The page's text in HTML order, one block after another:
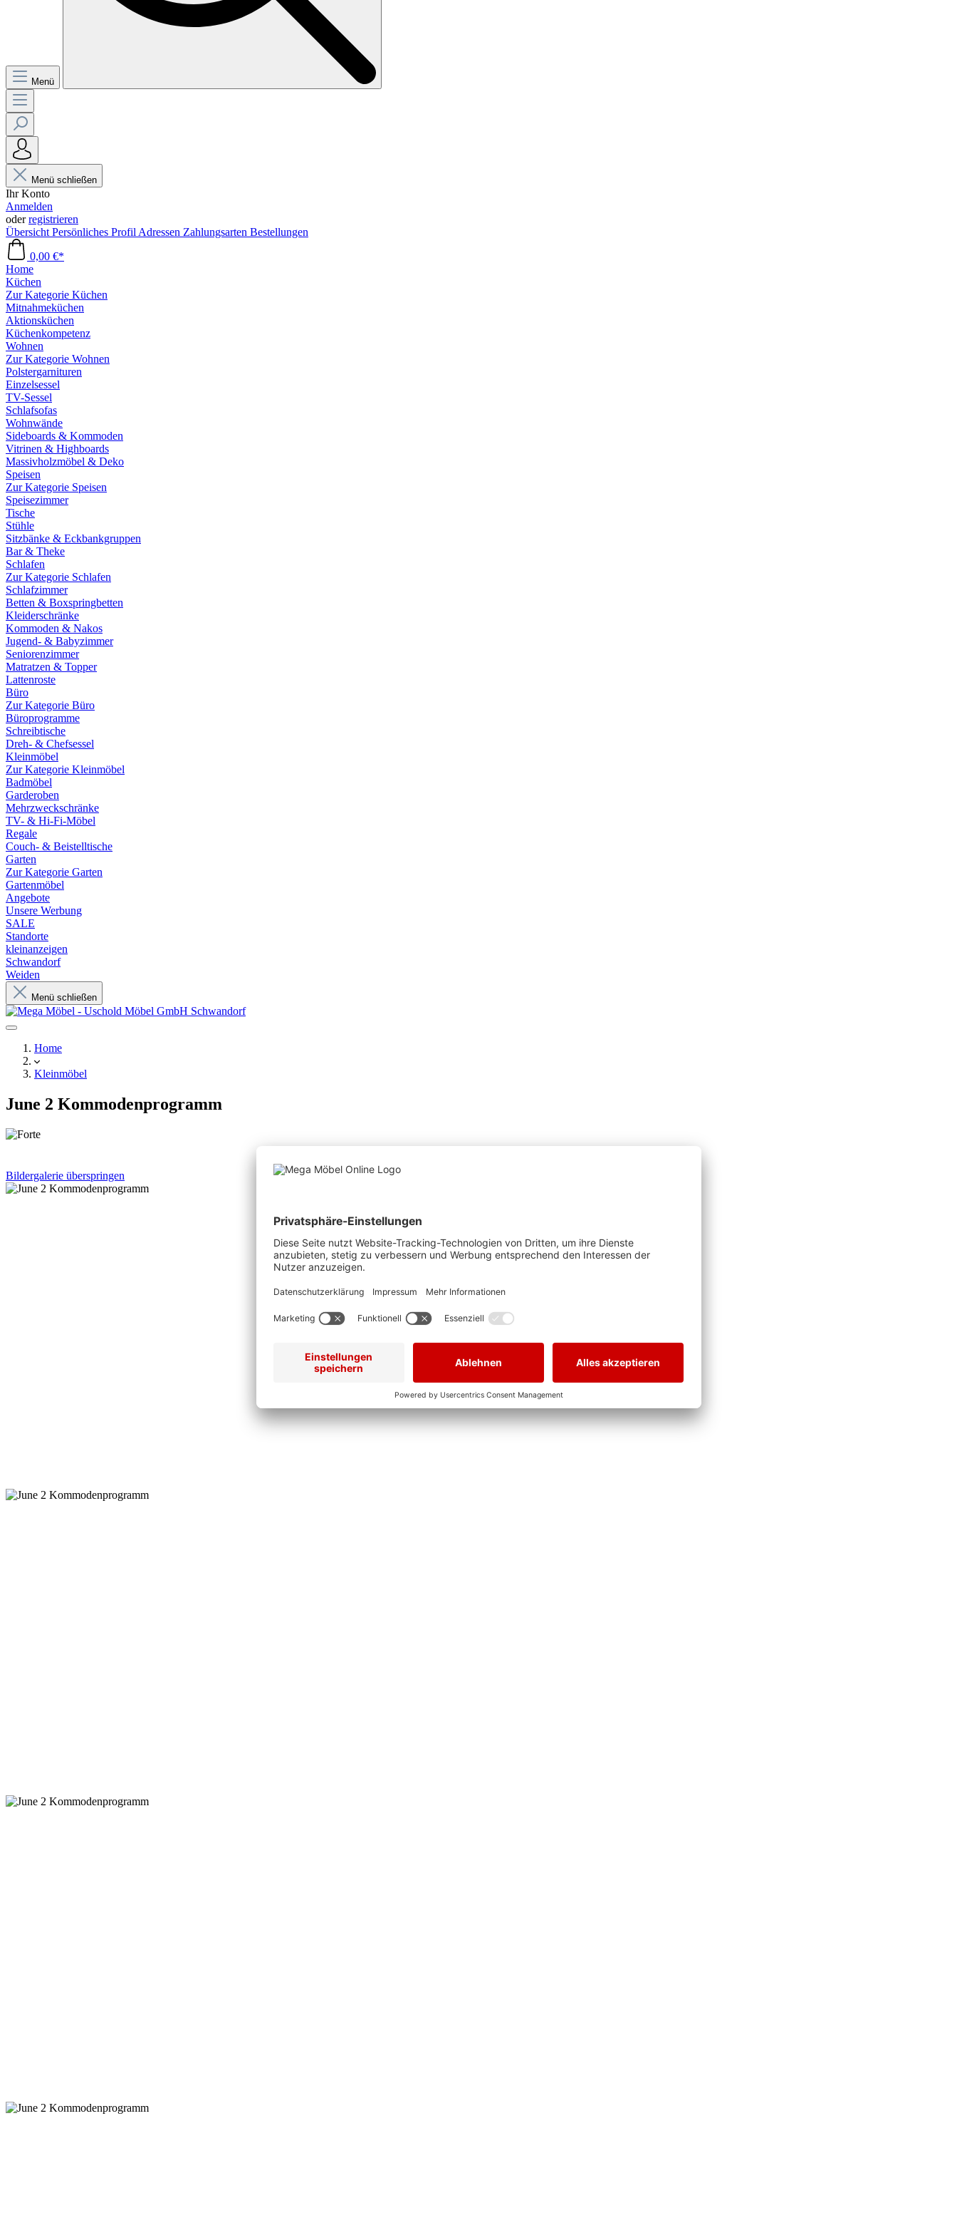
Menü
Menü schließen
Ihr Konto
Anmelden
oderregistrieren
Übersicht Persönliches Profil Adressen Zahlungsarten Bestellungen
0,00 €*
Home
Küchen
Zur Kategorie Küchen
Mitnahmeküchen
Aktionsküchen
Küchenkompetenz
Wohnen
Zur Kategorie Wohnen
Polstergarnituren
Einzelsessel
TV-Sessel
Schlafsofas
Wohnwände
Sideboards & Kommoden
Vitrinen & Highboards
Massivholzmöbel & Deko
Speisen
Zur Kategorie Speisen
Speisezimmer
Tische
Stühle
Sitzbänke & Eckbankgruppen
Bar & Theke
Schlafen
Zur Kategorie Schlafen
Schlafzimmer
Betten & Boxspringbetten
Kleiderschränke
Kommoden & Nakos
Jugend- & Babyzimmer
Seniorenzimmer
Matratzen & Topper
Lattenroste
Büro
Zur Kategorie Büro
Büroprogramme
Schreibtische
Dreh- & Chefsessel
Kleinmöbel
Zur Kategorie Kleinmöbel
Badmöbel
Garderoben
Mehrzweckschränke
TV- & Hi-Fi-Möbel
Regale
Couch- & Beistelltische
Garten
Zur Kategorie Garten
Gartenmöbel
Angebote
Unsere Werbung
SALE
Standorte
kleinanzeigen
Schwandorf
Weiden
Menü schließen
Home
Kleinmöbel
June 2 Kommodenprogramm
Bildergalerie überspringen